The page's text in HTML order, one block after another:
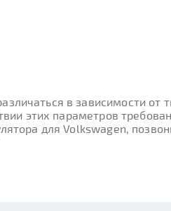
в зависимости от
этих параметров
для Volkswagen,